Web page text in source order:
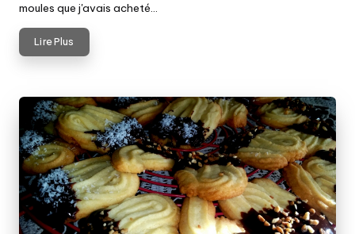
moules que j'avais acheté…
Lire Plus